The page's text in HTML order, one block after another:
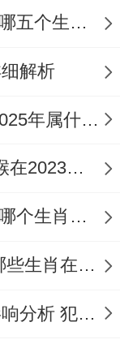
姻的稳定
题的办法;
五福生肖是哪几个，五福是指哪五个生肖动物
解析
2025年属什么命与五行解析 2025年属什么生肖五行属性是什么
1968年属猴最后一劫,1968属猴在2023劫数
三头六臂打一什么生肖属相，哪个生肖三头六臂
2025年犯太岁的生肖大了解 哪些生肖在2025年犯太岁
2025年哪个生肖犯太岁及其影响分析 犯太岁的生肖及化解方法解析